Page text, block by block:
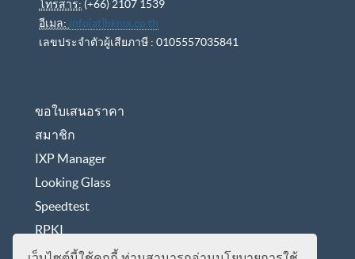
โทรสาร: (+66) 2107 1539
อีเมล: info[at]bknix.co.th
เลขประจำตัวผู้เสียภาษี : 0105557035841
ขอใบเสนอราคา
สมาชิก
IXP Manager
Looking Glass
Speedtest
RPKI
นโยบายการคุ้มครองข้อมูลส่วนบุคคล